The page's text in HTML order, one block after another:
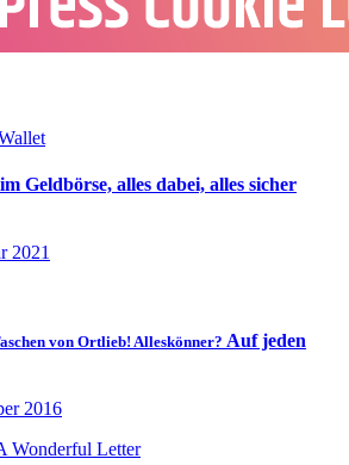
Geldbörse, alles dabei, alles sicher
2021
von Ortlieb! Alleskönner? Auf jeden
2016